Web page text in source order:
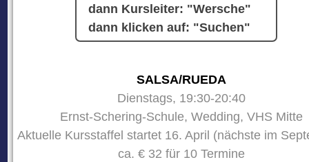
dann Kursleiter: "Wersche"
dann klicken auf: "Suchen"
SALSA/RUEDA
Dienstags, 19:30-20:40
Ernst-Schering-Schule, Wedding, VHS Mitte
Aktuelle Kursstaffel startet 16. April (nächste im
ca. € 32 für 10 Termine